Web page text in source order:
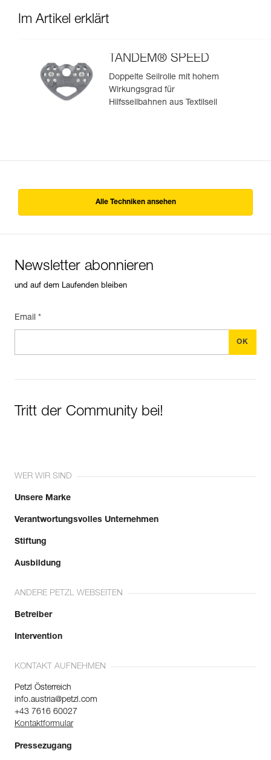
Im Artikel erklärt
TANDEM® SPEED
Doppelte Seilrolle mit hohem
Wirkungsgrad für
Hilfsseilbahnen aus Textilseil
Alle Techniken ansehen
Newsletter abonnieren
und auf dem Laufenden bleiben
Email *
Tritt der Community bei!
WER WIR SIND
Unsere Marke
Verantwortungsvolles Unternehmen
Stiftung
Ausbildung
ANDERE PETZL WEBSEITEN
Betreiber
Intervention
KONTAKT AUFNEHMEN
Petzl Österreich
info.austria@petzl.com
+43 7616 60027
Kontaktformular
Pressezugang